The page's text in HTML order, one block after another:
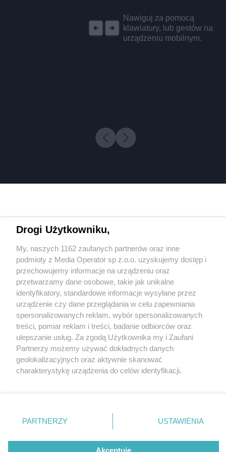
Nawiguj za pomocą
klawiatury, lub gestów na
urządzeniu mobilnym.
5 / 0
Wydawca mediów lokalnych
Nie zapomnij
zapoznać się z:
polityką prywatności regulamin korzystania z portali
Twojemiasto
Piekary Śląskie
Chorzów
Tarnowskie Góry
Gliwice
Skontakuj sięz nami
Kontakt
Wydawca
Redakcja
Drogi Użytkowniku,
My, naszych 1162 zaufanych partnerów oraz inne
podmioty z Media Operator sp z.o.o. uzyskujemy dostęp i
przechowujemy informacje na urządzeniu oraz
przetwarzamy dane osobowe, takie jak unikalne
identyfikatory, standardowe informacje wysyłane przez
urządzenie czy dane przeglądania w celu zapewniania
spersonalizowanych reklam, wybór spersonalizowanych
treści, pomiar reklam i treści, badanie odbiorców oraz
ulepszanie usług. Za zgodą Użytkownika my i Zaufani
Partnerzy możemy używać dokładnych danych
geolokalizacyjnych oraz aktywnie skanować
charakterystykę urządzenia do celów identyfikacji.
zmienić/wycofać klikając przycisk ustawień prywatności
znajdujący się w lewym dolnym rogu strony
rodzaje przetwarzania danych nie wymagają zgody
użytkownika, ale masz prawo sprzeciwić się takiemu
PARTNERZY USTAWIENIA
Akceptuję